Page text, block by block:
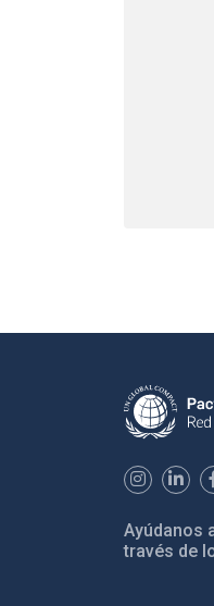
Ayúdanos
través de